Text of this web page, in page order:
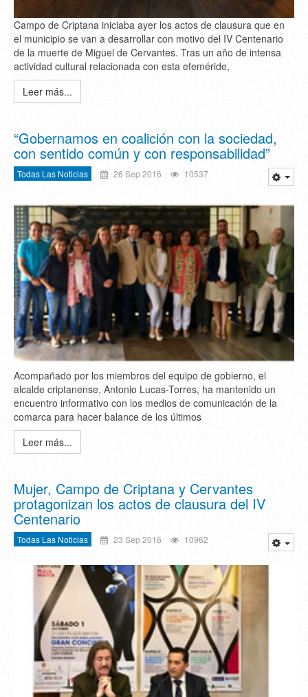
Campo de Criptana iniciaba ayer los actos de clausura que en
el municipio se van a desarrollar con motivo del IV Centenario
de la muerte de Miguel de Cervantes. Tras un año de intensa
actividad cultural relacionada con esta efeméride,
Leer más...
“Gobernamos en coalición con la sociedad,
con sentido común y con responsabilidad”
Todas Las Noticias 26 Sep 2016 10537
Acompañado por los miembros del equipo de gobierno, el
alcalde criptanense, Antonio Lucas-Torres, ha mantenido un
encuentro informativo con los medios de comunicación de la
comarca para hacer balance de los últimos
Leer más...
Mujer, Campo de Criptana y Cervantes
protagonizan los actos de clausura del IV
Centenario
Todas Las Noticias 23 Sep 2016 10962